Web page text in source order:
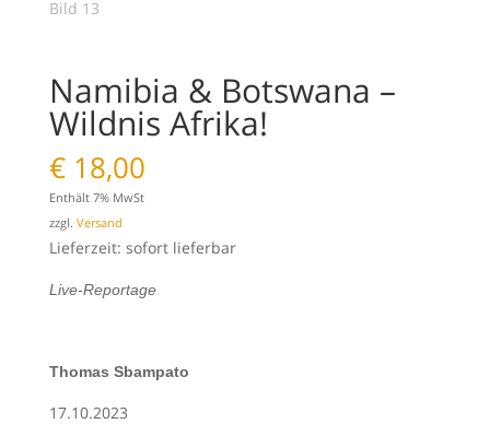
Namibia & Botswana –
Wildnis Afrika!
€18,00
Enthält 7% MwSt
zzgl. Versand
Lieferzeit: sofort lieferbar
Live-Reportage
Thomas Sbampato
17.10.2023